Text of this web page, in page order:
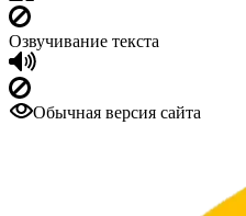
Озвучивание текста
Обычная версия сайта